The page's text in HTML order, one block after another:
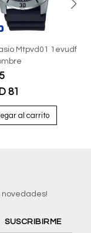
Mtpvd01 1evudf
81
novedades!
SUSCRIBIRME